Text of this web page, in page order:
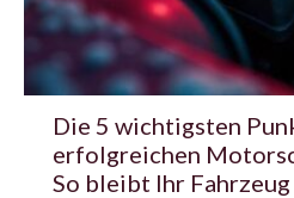
Die 5 wichtigsten
erfolgreichen
So bleibt Ihr